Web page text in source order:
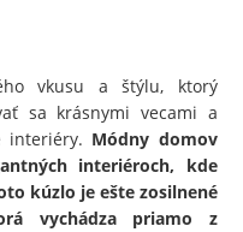
vkusu a štýlu, ktorý
sa krásnymi vecami a
interiéry. Módny domov
interiéroch, kde
kúzlo je ešte zosilnené
vychádza priamo z